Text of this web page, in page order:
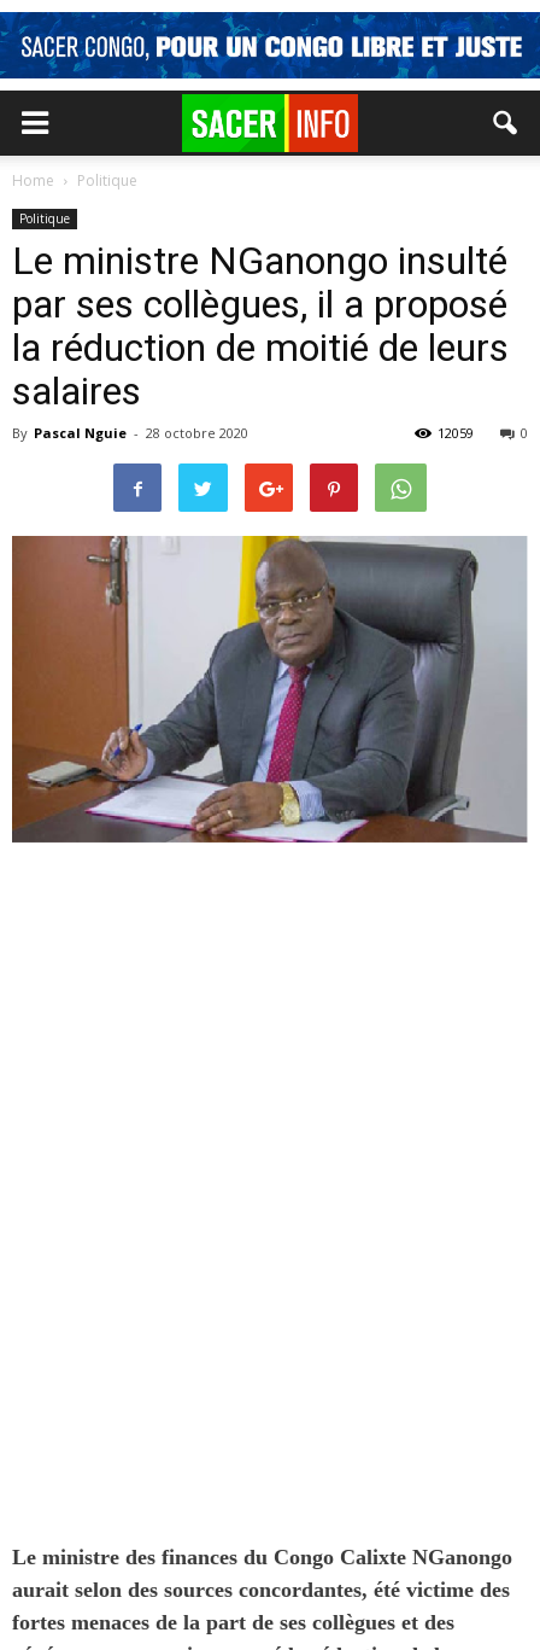
Home Politique
Politique
Le ministre NGanongo insulté
par ses collègues, il a proposé
la réduction de moitié de leurs
salaires
By Pascal Nguie - 28 octobre 2020 0
12059
Le ministre des finances du Congo Calixte NGanongo
aurait selon des sources concordantes, été victime des
fortes menaces de la part de ses collègues et des